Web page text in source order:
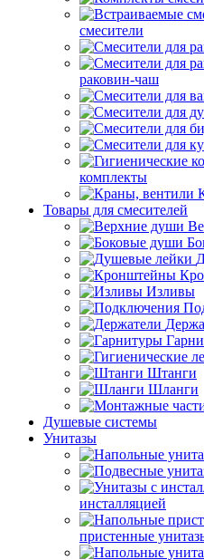
смесители
раковин-чаш
комплекты
Товары для смесителей
Изливы
Штанги
Шланги
Душевые системы
Унитазы
инсталляцией
пристенные